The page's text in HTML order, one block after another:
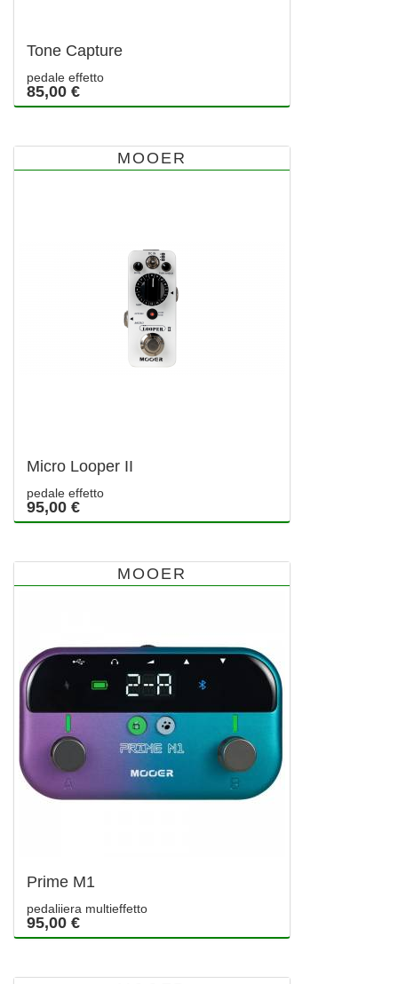
Tone Capture
pedale effetto
85,00 €
MOOER
Micro Looper II
pedale effetto
95,00 €
MOOER
Prime M1
pedaliiera multieffetto
95,00 €